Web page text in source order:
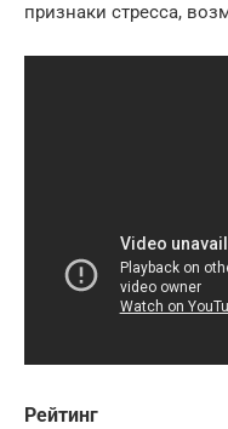
признаки стресса,
Рейтинг